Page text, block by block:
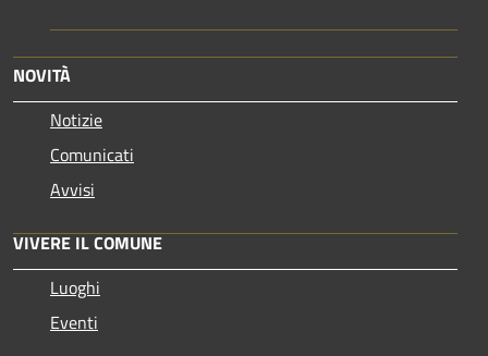
NOVITÀ
Notizie
Comunicati
Avvisi
VIVERE IL COMUNE
Luoghi
Eventi